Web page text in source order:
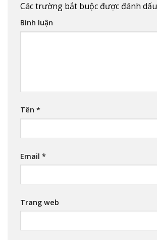
Các trường bắt buộc được đánh dấu
Bình luận
Tên *
Email *
Trang web